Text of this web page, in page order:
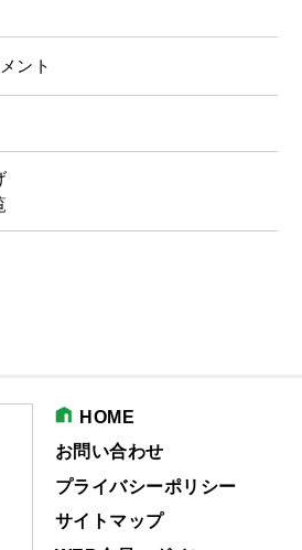
ント
HOME
お問い合わせ
プライバシーポリシー
サイトマップ